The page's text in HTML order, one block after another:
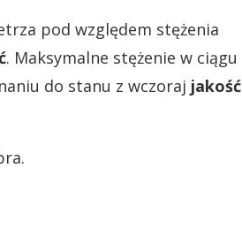
pod względem stężenia
. Maksymalne stężenie w ciągu
do stanu z wczoraj jakość